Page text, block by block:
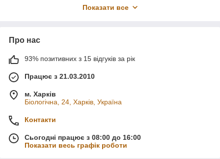
Показати все
Про нас
93% позитивних з 15 відгуків за рік
Працює з 21.03.2010
м. Харків
Біологічна, 24, Харків, Україна
Контакти
Сьогодні працює з 08:00 до 16:00
Показати весь графік роботи